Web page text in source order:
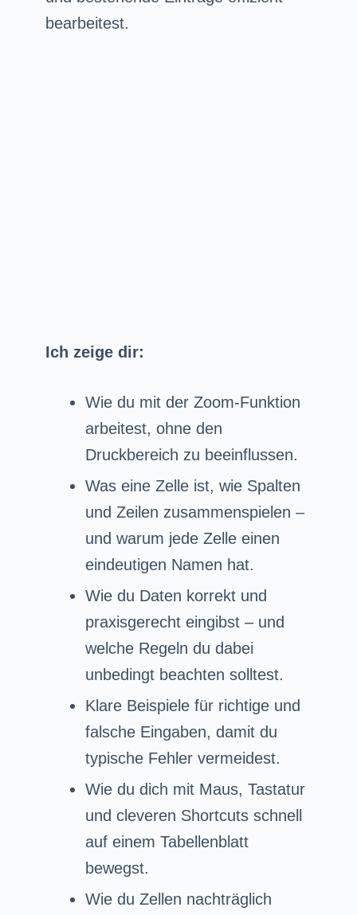
bearbeitest.
Ich zeige dir:
Wie du mit der Zoom-Funktion
arbeitest, ohne den
Druckbereich zu beeinflussen.
Was eine Zelle ist, wie Spalten
und Zeilen zusammenspielen –
und warum jede Zelle einen
eindeutigen Namen hat.
Wie du Daten korrekt und
praxisgerecht eingibst – und
welche Regeln du dabei
unbedingt beachten solltest.
Klare Beispiele für richtige und
falsche Eingaben, damit du
typische Fehler vermeidest.
Wie du dich mit Maus, Tastatur
und cleveren Shortcuts schnell
auf einem Tabellenblatt
bewegst.
Wie du Zellen nachträglich